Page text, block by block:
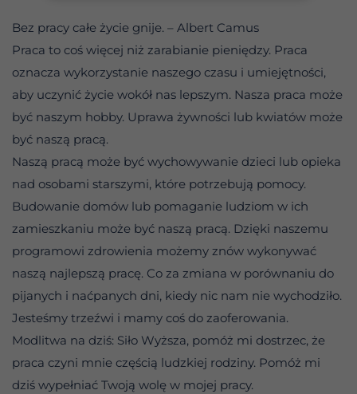
Bez pracy całe życie gnije. – Albert Camus
Praca to coś więcej niż zarabianie pieniędzy. Praca
oznacza wykorzystanie naszego czasu i umiejętności,
aby uczynić życie wokół nas lepszym. Nasza praca może
być naszym hobby. Uprawa żywności lub kwiatów może
być naszą pracą.
Naszą pracą może być wychowywanie dzieci lub opieka
nad osobami starszymi, które potrzebują pomocy.
Budowanie domów lub pomaganie ludziom w ich
zamieszkaniu może być naszą pracą. Dzięki naszemu
programowi zdrowienia możemy znów wykonywać
naszą najlepszą pracę. Co za zmiana w porównaniu do
pijanych i naćpanych dni, kiedy nic nam nie wychodziło.
Jesteśmy trzeźwi i mamy coś do zaoferowania.
Modlitwa na dziś: Siło Wyższa, pomóż mi dostrzec, że
praca czyni mnie częścią ludzkiej rodziny. Pomóż mi
dziś wypełniać Twoją wolę w mojej pracy.